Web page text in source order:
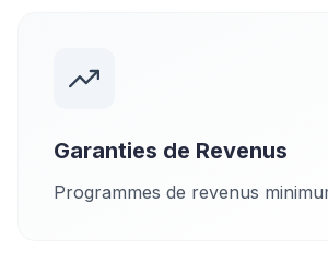
Garanties de Revenus
Programmes de revenus